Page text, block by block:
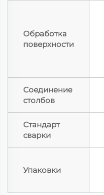
Обработка
поверхности
Соединение
столбов
Стандарт
сварки
Упаковки